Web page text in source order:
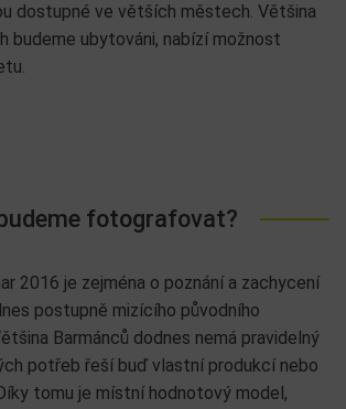
dostupné ve větších městech. Většina
budeme ubytováni, nabízí možnost
fotografovat?
2016 je zejména o poznání a zachycení
postupně mizícího původního
Barmánců dodnes nemá pravidelný
potřeb řeší buď vlastní produkcí nebo
tomu je místní hodnotový model,